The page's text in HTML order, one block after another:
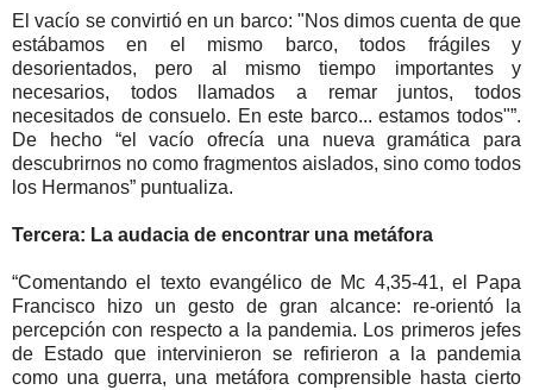
El vacío se convirtió en un barco: "Nos dimos cuenta de que
estábamos en el mismo barco, todos frágiles y
desorientados, pero al mismo tiempo importantes y
necesarios, todos llamados a remar juntos, todos
necesitados de consuelo. En este barco... estamos todos"”.
De hecho “el vacío ofrecía una nueva gramática para
descubrirnos no como fragmentos aislados, sino como todos
los Hermanos” puntualiza.
Tercera: La audacia de encontrar una metáfora
“Comentando el texto evangélico de Mc 4,35-41, el Papa
Francisco hizo un gesto de gran alcance: re-orientó la
percepción con respecto a la pandemia. Los primeros jefes
de Estado que intervinieron se refirieron a la pandemia
como una guerra, una metáfora comprensible hasta cierto